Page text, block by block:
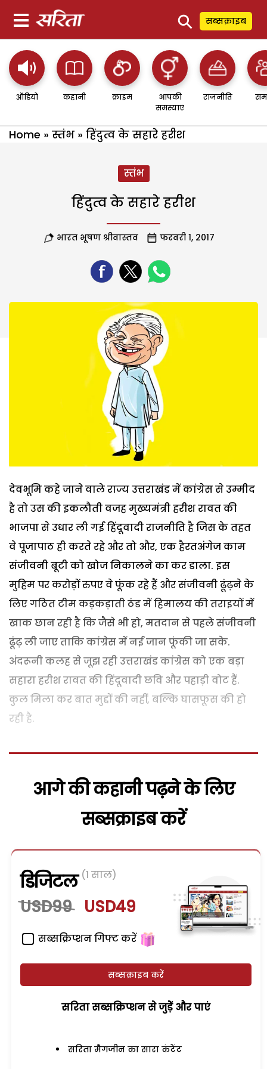
⚲ सब्सक्राइब
ऑडियो कहानी क्राइम
आपकी
समस्याएं
राजनीति
Home » स्तंभ » हिंदुत्व के सहारे हरीश
स्तंभ
हिंदुत्व के सहारे हरीश
भारत भूषण श्रीवास्तव फरवरी 1, 2017
देवभूमि कहे जाने वाले राज्य उत्तराखंड में कांग्रेस से उम्मीद
है तो उस की इकलौती वजह मुख्यमंत्री हरीश रावत की
भाजपा से उधार ली गई हिंदूवादी राजनीति है जिस के तहत
वे पूजापाठ ही करते रहे और तो और, एक हैरतअंगेज काम
संजीवनी बूटी को खोज निकालने का कर डाला. इस
मुहिम पर करोड़ों रुपए वे फूंक रहे हैं और संजीवनी ढूंढ़ने के
लिए गठित टीम कड़कड़ाती ठंड में हिमालय की तराइयों में
खाक छान रही है कि जैसे भी हो, मतदान से पहले संजीवनी
ढूंढ़ ली जाए ताकि कांग्रेस में नई जान फूंकी जा सके.
अंदरूनी कलह से जूझ रही उत्तराखंड कांग्रेस को एक बड़ा
सहारा हरीश रावत की हिंदूवादी छवि और पहाड़ी वोट हैं.
कुल मिला कर बात मुद्दों की नहीं, बल्कि घासफूस की हो
रही है.
आगे की कहानी पढ़ने के लिए
सब्सक्राइब करें
डिजिटल (1 साल)
USD99 USD49
सब्सक्रिप्शन गिफ्ट करें
सब्सक्राइब करें
सरिता सब्सक्रिप्शन से जुड़ेें और पाएं
सरिता मैगजीन का सारा कंटेंट